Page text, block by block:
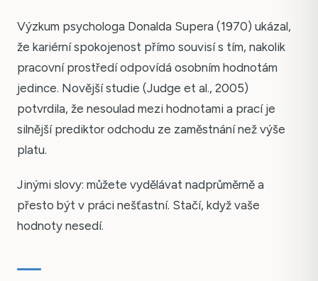
Výzkum psychologa Donalda Supera (1970) ukázal,
že kariérní spokojenost přímo souvisí s tím, nakolik
pracovní prostředí odpovídá osobním hodnotám
jedince. Novější studie (Judge et al., 2005)
potvrdila, že nesoulad mezi hodnotami a prací je
silnější prediktor odchodu ze zaměstnání než výše
platu.
Jinými slovy: můžete vydělávat nadprůměrně a
přesto být v práci nešťastní. Stačí, když vaše
hodnoty nesedí.